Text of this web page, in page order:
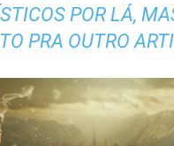
POR LÁ,
PRA OUTRO